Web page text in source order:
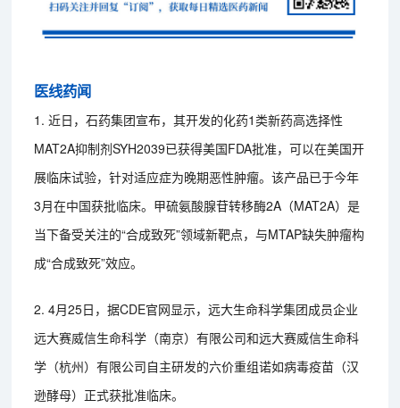
医线药闻
1. 近日，石药集团宣布，其开发的化药1类新药高选择性
MAT2A抑制剂SYH2039已获得美国FDA批准，可以在美国开
展临床试验，针对适应症为晚期恶性肿瘤。该产品已于今年
3月在中国获批临床。甲硫氨酸腺苷转移酶2A（MAT2A）是
当下备受关注的“合成致死”领域新靶点，与MTAP缺失肿瘤构
成“合成致死”效应。
2. 4月25日，据CDE官网显示，远大生命科学集团成员企业
远大赛威信生命科学（南京）有限公司和远大赛威信生命科
学（杭州）有限公司自主研发的六价重组诺如病毒疫苗（汉
逊酵母）正式获批准临床。